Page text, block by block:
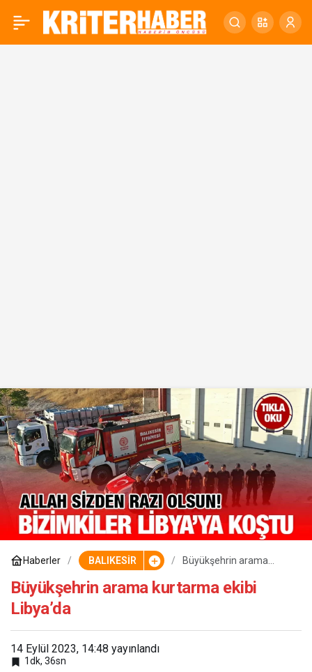
Haberler BALIKESİR
Büyükşehrin arama
Büyükşehrin arama kurtarma ekibi
Libya’da
14 Eylül 2023, 14:48 yayınlandı
1dk, 36sn
Büyükşehrin arama 0